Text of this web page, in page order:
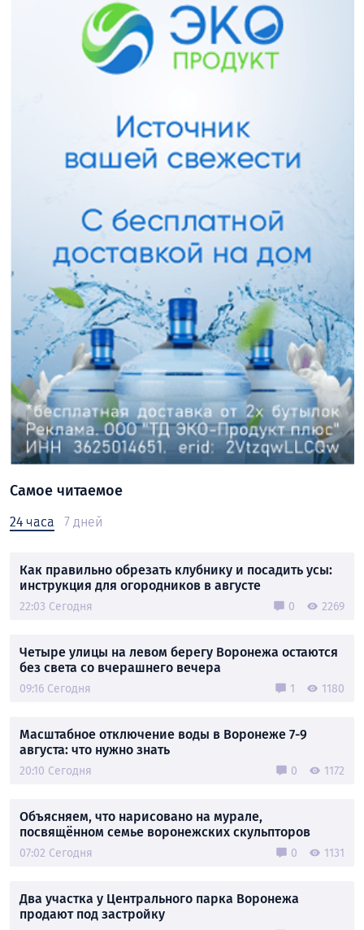
Самое читаемое
24 часа 7 дней
Как правильно обрезать клубнику и посадить усы:
инструкция для огородников в августе
22:03 Сегодня 0 2269
Четыре улицы на левом берегу Воронежа остаются
без света со вчерашнего вечера
09:16 Сегодня 1 1180
Масштабное отключение воды в Воронеже 7-9
августа: что нужно знать
20:10 Сегодня 0 1172
Объясняем, что нарисовано на мурале,
посвящённом семье воронежских скульпторов
07:02 Сегодня 0 1131
Два участка у Центрального парка Воронежа
продают под застройку